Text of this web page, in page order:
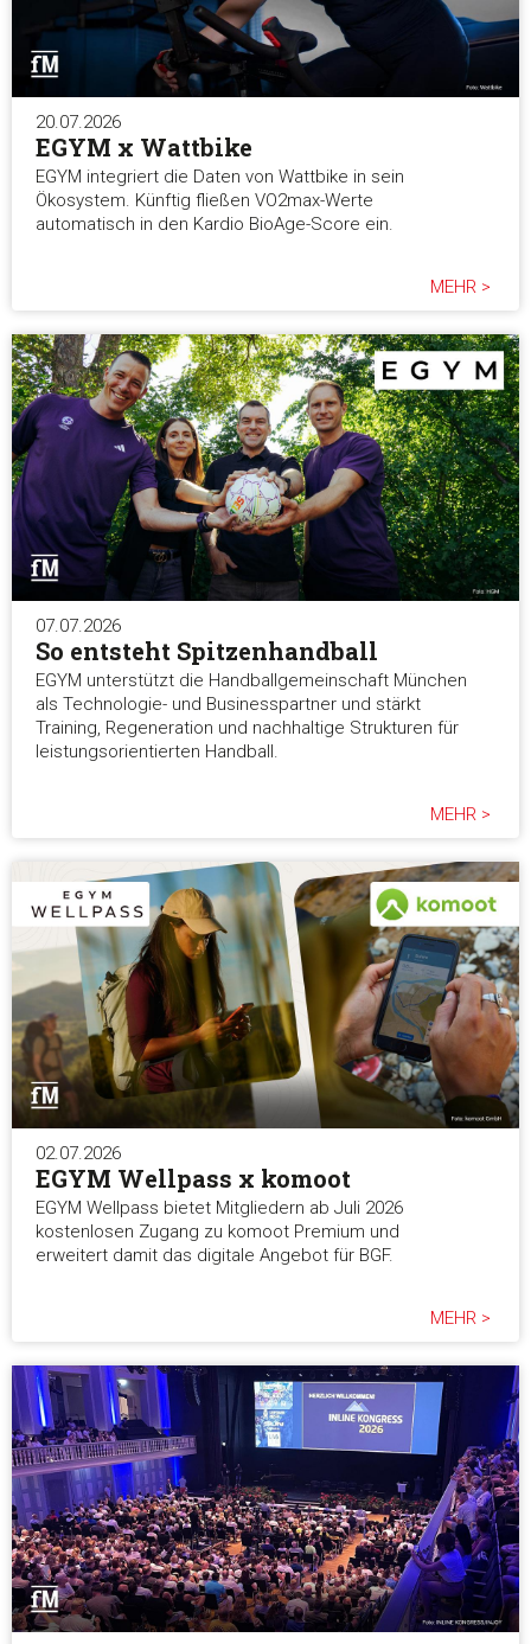
Präferenzen
Statistiken
Marketing
Auswahl erlauben
Alle ablehnen
20.07.2026
EGYM x Wattbike
EGYM integriert die Daten von Wattbike in sein
Ökosystem. Künftig fließen VO2max-Werte
automatisch in den Kardio BioAge-Score ein.
MEHR >
07.07.2026
So entsteht Spitzenhandball
EGYM unterstützt die Handballgemeinschaft München
als Technologie- und Businesspartner und stärkt
Training, Regeneration und nachhaltige Strukturen für
leistungsorientierten Handball.
MEHR >
02.07.2026
EGYM Wellpass x komoot
EGYM Wellpass bietet Mitgliedern ab Juli 2026
kostenlosen Zugang zu komoot Premium und
erweitert damit das digitale Angebot für BGF.
MEHR >